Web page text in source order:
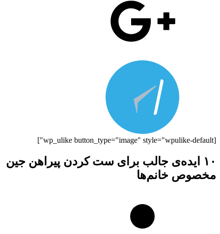
[wp_ulike button_type="image" style="wpulike-default"]
۱۰ ایده‌ی جالب برای ست کردن پیراهن جین
مخصوص خانم‌ها